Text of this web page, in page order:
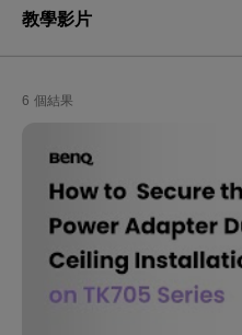
教學影片
6 個結果